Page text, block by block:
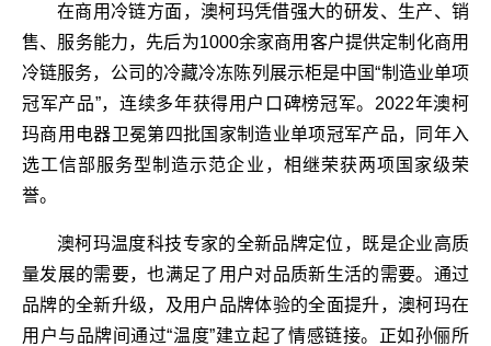
在商用冷链方面，澳柯玛凭借强大的研发、生产、销
售、服务能力，先后为1000余家商用客户提供定制化商用
冷链服务，公司的冷藏冷冻陈列展示柜是中国“制造业单项
冠军产品”，连续多年获得用户口碑榜冠军。2022年澳柯
玛商用电器卫冕第四批国家制造业单项冠军产品，同年入
选工信部服务型制造示范企业，相继荣获两项国家级荣
誉。
澳柯玛温度科技专家的全新品牌定位，既是企业高质
量发展的需要，也满足了用户对品质新生活的需要。通过
品牌的全新升级，及用户品牌体验的全面提升，澳柯玛在
用户与品牌间通过“温度”建立起了情感链接。正如孙俪所